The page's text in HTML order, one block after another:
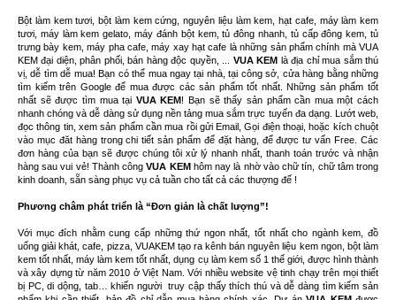
Bột làm kem tươi, bột làm kem cứng, nguyên liệu làm kem, hạt cafe, máy làm kem
tươi, máy làm kem gelato, máy đánh bột kem, tủ đông nhanh, tủ cấp đông kem, tủ
trưng bày kem, máy pha cafe, máy xay hạt cafe là những sản phẩm chính mà VUA
KEM đại diện, phân phối, bán hàng độc quyền, ... VUA KEM là địa chỉ mua sắm thú
vị, dễ tìm dễ mua! Bạn có thể mua ngay tại nhà, tại công sở, cửa hàng bằng những
tìm kiếm trên Google để mua được các sản phẩm tốt nhất. Những sản phẩm tốt
nhất sẽ được tìm mua tại VUA KEM! Bạn sẽ thấy sản phẩm cần mua một cách
nhanh chóng và dễ dàng sử dụng nền tảng mua sắm trực tuyến đa dạng. Lướt web,
đọc thông tin, xem sản phẩm cần mua rồi gửi Email, Gọi điện thoại, hoặc kích chuột
vào mục đăt hàng trong chi tiết sản phẩm để đặt hàng, để được tư vấn Free. Các
đơn hàng của bạn sẽ được chúng tôi xử lý nhanh nhất, thanh toán trước và nhận
hàng sau vui vẻ! Thành côngVUA KEMhôm nay là nhờ vào chữ tín, chữ tâm trong
kinh doanh, sẵn sàng phục vụ cả tuần cho tất cả các thượng đế !
Phương châm phát triển là “Đơn giản là chất lượng”!
Với mục đích nhằm cung cấp những thứ ngon nhất, tốt nhất cho ngành kem, đồ
uống giải khát, cafe, pizza, VUAKEM tạo ra kênh bán nguyên liệu kem ngon, bột làm
kem tốt nhất, máy làm kem tốt nhất, dụng cụ làm kem số 1 thế giới, được hình thành
và xây dựng từ năm 2010 ở Việt Nam. Với nhiều website vệ tinh chạy trên mọi thiết
bị PC, di dộng, tab… khiến người truy cập thấy thích thú và dễ dàng tìm kiếm sản